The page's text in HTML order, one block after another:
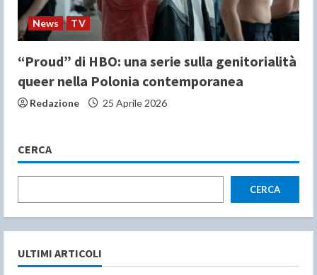
News TV
“Proud” di HBO: una serie sulla genitorialità
queer nella Polonia contemporanea
Redazione 25 Aprile 2026
CERCA
CERCA
ULTIMI ARTICOLI